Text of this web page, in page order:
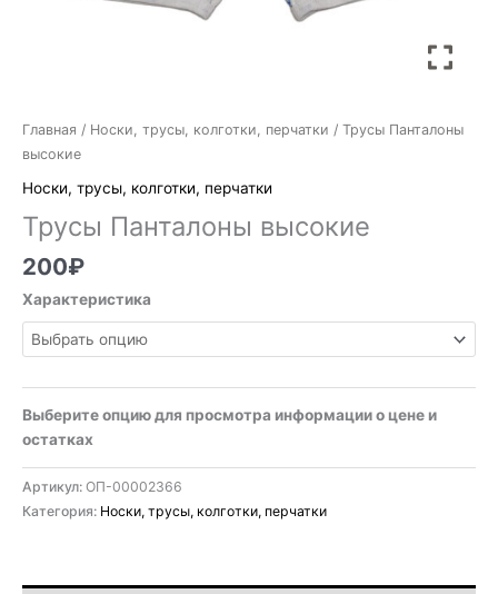
Главная / Носки, трусы, колготки, перчатки / Трусы Панталоны
высокие
Носки, трусы, колготки, перчатки
Трусы Панталоны высокие
200₽
Характеристика
Выберите опцию для просмотра информации о цене и
остатках
Артикул: ОП-00002366
Категория: Носки, трусы, колготки, перчатки